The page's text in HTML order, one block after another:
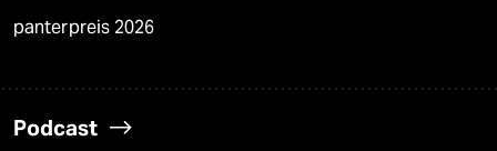
panterpreis 2026
Podcast